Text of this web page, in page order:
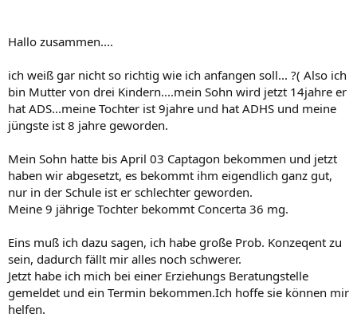
Hallo zusammen....
ich weiß gar nicht so richtig wie ich anfangen soll... ?( Also ich
bin Mutter von drei Kindern....mein Sohn wird jetzt 14jahre er
hat ADS...meine Tochter ist 9jahre und hat ADHS und meine
jüngste ist 8 jahre geworden.
Mein Sohn hatte bis April 03 Captagon bekommen und jetzt
haben wir abgesetzt, es bekommt ihm eigendlich ganz gut,
nur in der Schule ist er schlechter geworden.
Meine 9 jährige Tochter bekommt Concerta 36 mg.
Eins muß ich dazu sagen, ich habe große Prob. Konzeqent zu
sein, dadurch fällt mir alles noch schwerer.
Jetzt habe ich mich bei einer Erziehungs Beratungstelle
gemeldet und ein Termin bekommen.Ich hoffe sie können mir
helfen.